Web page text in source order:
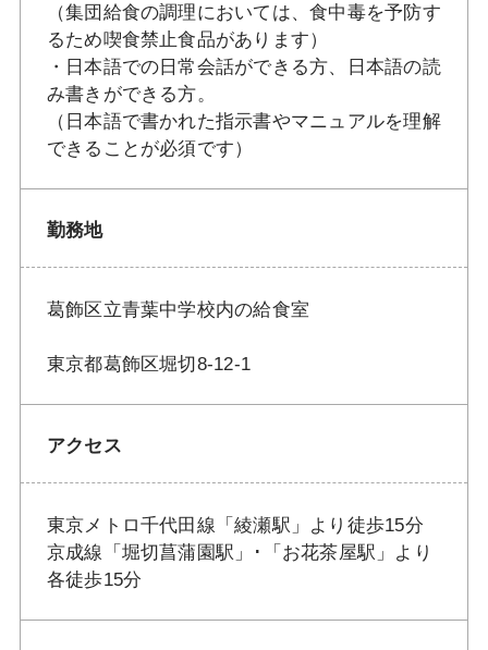
（集団給食の調理においては、食中毒を予防す
るため喫食禁止食品があります）
・日本語での日常会話ができる方、日本語の読
み書きができる方。
（日本語で書かれた指示書やマニュアルを理解
できることが必須です）
勤務地
葛飾区立青葉中学校内の給食室
東京都葛飾区堀切8-12-1
アクセス
東京メトロ千代田線「綾瀬駅」より徒歩15分
京成線「堀切菖蒲園駅」･「お花茶屋駅」より
各徒歩15分